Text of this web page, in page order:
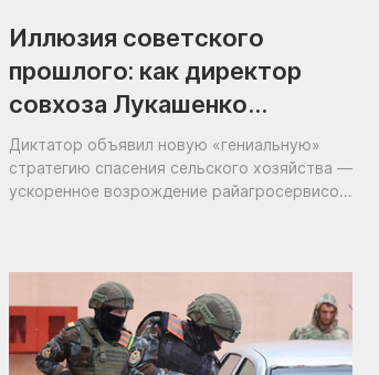
Иллюзия советского
прошлого: как директор
совхоза Лукашенко
уничтожил сельское
хозяйство Беларуси
Диктатор объявил новую «гениальную»
стратегию спасения сельского хозяйства —
ускоренное возрождение райагросервисов.